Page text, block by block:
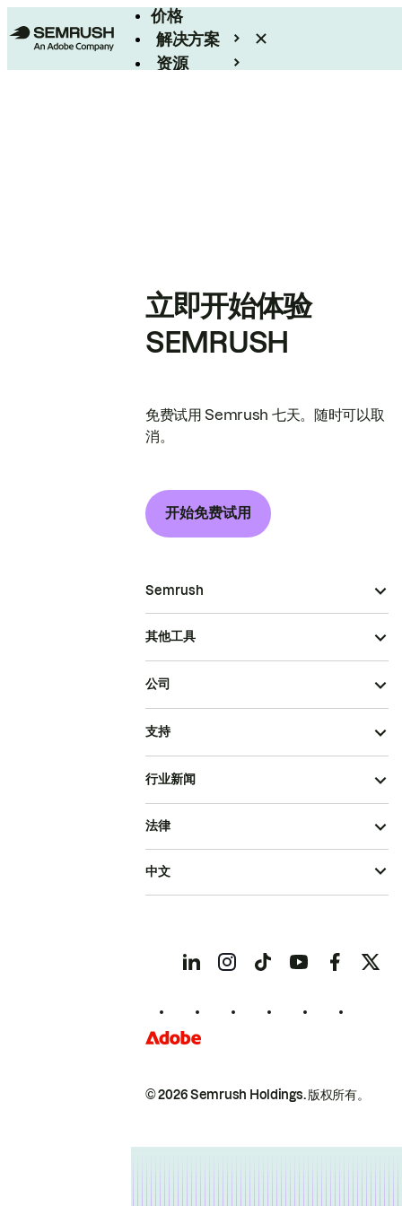
价格
解决方案
资源
立即开始体验
SEMRUSH
免费试用 Semrush 七天。随时可以取
消。
开始免费试用
Semrush
其他工具
公司
支持
行业新闻
© 2026 Semrush Holdings.版权所有。
法律
中文